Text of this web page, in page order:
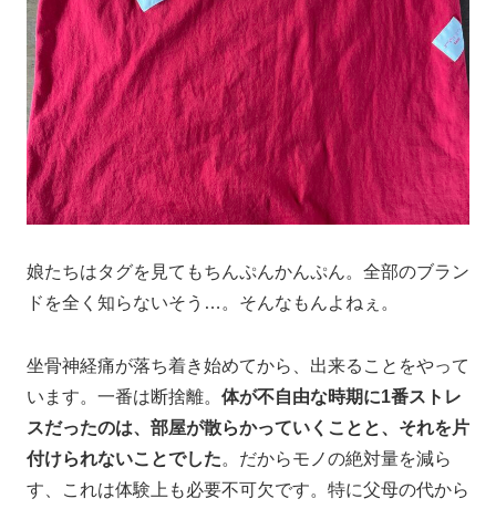
娘たちはタグを見てもちんぷんかんぷん。全部のブラン
ドを全く知らないそう…。そんなもんよねぇ。
坐骨神経痛が落ち着き始めてから、出来ることをやって
います。一番は断捨離。 体が不自由な時期に1番ストレ
スだったのは、部屋が散らかっていくことと、それを片
付けられないことでした。だからモノの絶対量を減ら
す、これは体験上も必要不可欠です。特に父母の代から